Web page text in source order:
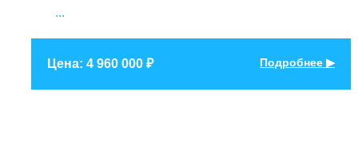
...
Цена: 4 960 000 ₽ Подробнее ▶